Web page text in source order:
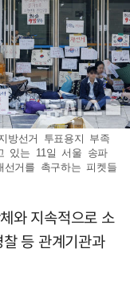
방선거 투표용지 부족
있는 11일 서울 송파
거를 촉구하는 피켓들
와 지속적으로 소
등 관계기관과